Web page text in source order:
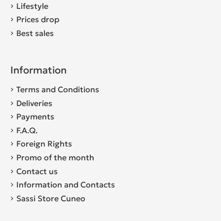
Lifestyle
Prices drop
Best sales
Information
Terms and Conditions
Deliveries
Payments
F.A.Q.
Foreign Rights
Promo of the month
Contact us
Information and Contacts
Sassi Store Cuneo